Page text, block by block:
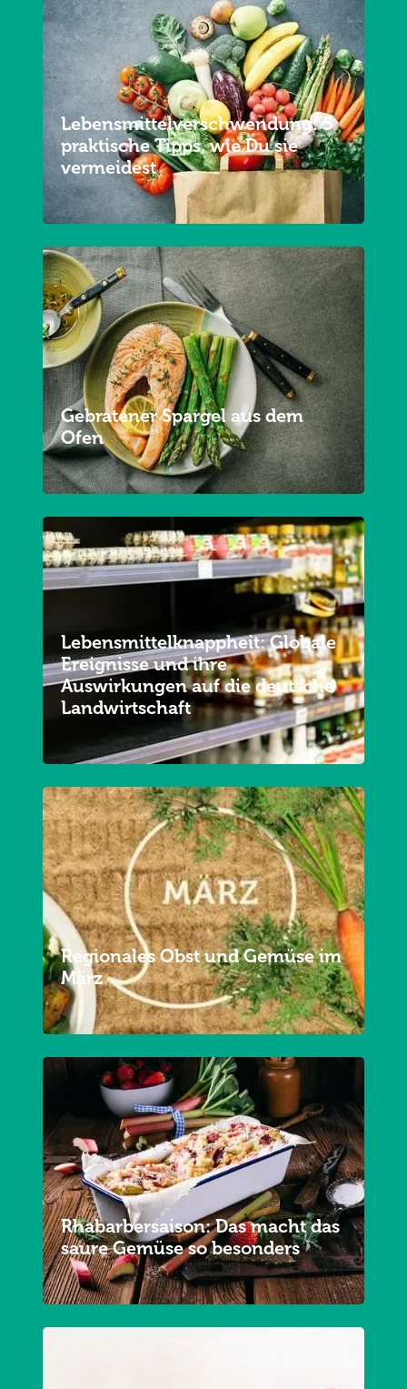
Lebensmittelverschwendung: 5
praktische Tipps, wie Du sie
vermeidest
Gebratener Spargel aus dem
Ofen
Lebensmittelknappheit: Globale
Ereignisse und ihre
Auswirkungen auf die deutsche
Landwirtschaft
Regionales Obst und Gemüse im
März
Rhabarbersaison: Das macht das
saure Gemüse so besonders